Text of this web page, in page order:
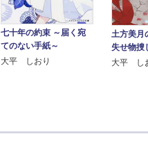
七十年の約束 ～届く宛
てのない手紙～
大平 しおり
土方美月
失せ物捜
大平 し